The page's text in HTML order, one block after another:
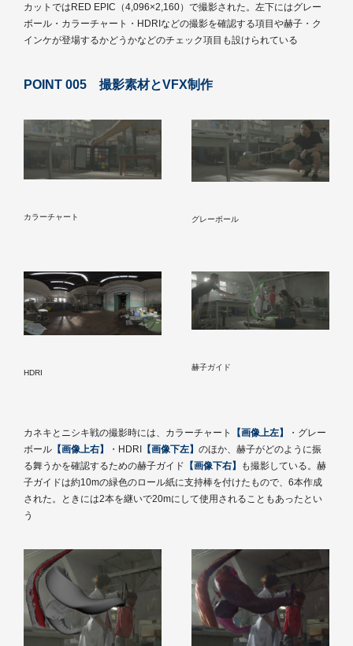
カットではRED EPIC（4,096×2,160）で撮影された。左下にはグレー
ボール・カラーチャート・HDRIなどの撮影を確認する項目や赫子・ク
インケが登場するかどうかなどのチェック項目も設けられている
POINT 005 撮影素材とVFX制作
カラーチャート グレーボール
HDRI
赫子ガイド
カネキとニシキ戦の撮影時には、カラーチャート 【画像上左】
・グレー
ボール 【画像上右】 ・HDRI 【画像下左】 のほか、赫子がどのように振
る舞うかを確認するための赫子ガイド 【画像下右】
も撮影している。赫
子ガイドは約10mの緑色のロール紙に支持棒を付けたもので、6本作成
された。ときには2本を継いで20mにして使用されることもあったとい
う